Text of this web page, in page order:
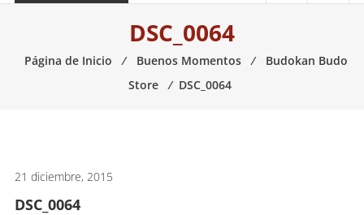
necesario
de
DSC_0064
Página de Inicio ⁄ Buenos Momentos ⁄
Budokan Budo
Store
⁄ DSC_0064
21 diciembre, 2015
DSC_0064